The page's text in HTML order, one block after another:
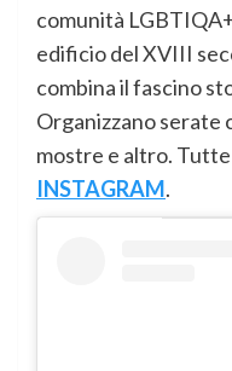
comunità
edificio del XVIII
combina il fascino
Organizzano serate
mostre e altro.
INSTAGRAM.